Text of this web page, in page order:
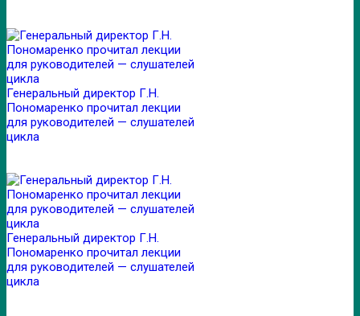
Генеральный директор Г.Н.
Пономаренко прочитал лекции
для руководителей — слушателей
цикла
Генеральный директор Г.Н.
Пономаренко прочитал лекции
для руководителей — слушателей
цикла